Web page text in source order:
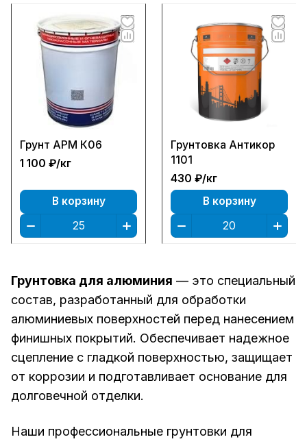
Грунт АРМ К06
1 100 ₽/кг
В корзину
Грунтовка Антикор
1101
430 ₽/кг
В корзину
Грунтовка для алюминия — это специальный
состав, разработанный для обработки
алюминиевых поверхностей перед нанесением
финишных покрытий. Обеспечивает надежное
сцепление с гладкой поверхностью, защищает
от коррозии и подготавливает основание для
долговечной отделки.
Наши профессиональные грунтовки для